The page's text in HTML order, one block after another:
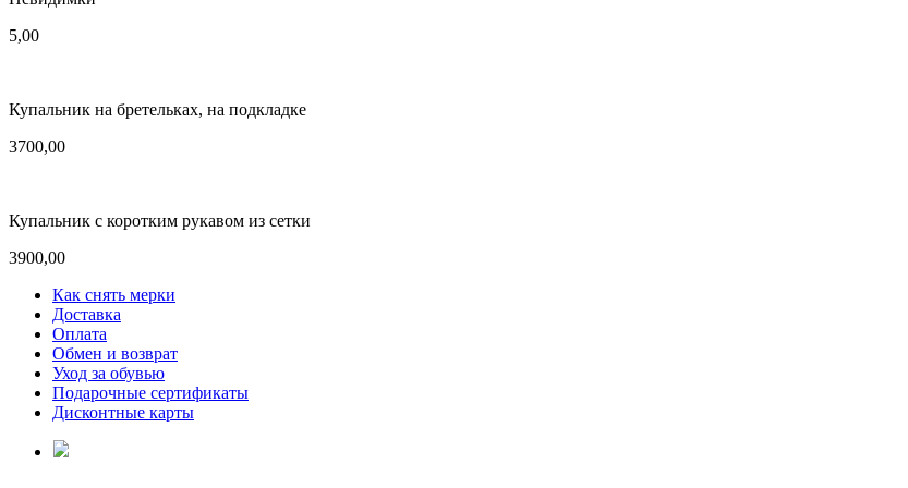
5,00
Купальник на бретельках, на подкладке
3700,00
Купальник с коротким рукавом из сетки
3900,00
Как снять мерки
Доставка
Оплата
Обмен и возврат
Уход за обувью
Подарочные сертификаты
Дисконтные карты